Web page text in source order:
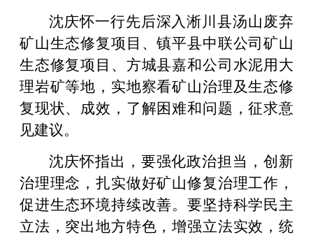
沈庆怀一行先后深入淅川县汤山废弃
矿山生态修复项目、镇平县中联公司矿山
生态修复项目、方城县嘉和公司水泥用大
理岩矿等地，实地察看矿山治理及生态修
复现状、成效，了解困难和问题，征求意
见建议。
沈庆怀指出，要强化政治担当，创新
治理理念，扎实做好矿山修复治理工作，
促进生态环境持续改善。要坚持科学民主
立法，突出地方特色，增强立法实效，统